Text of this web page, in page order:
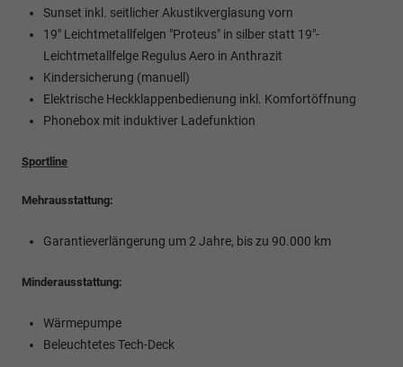
Sunset inkl. seitlicher Akustikverglasung vorn
19" Leichtmetallfelgen "Proteus" in silber statt 19"-
Leichtmetallfelge Regulus Aero in Anthrazit
Kindersicherung (manuell)
Elektrische Heckklappenbedienung inkl. Komfortöffnung
Phonebox mit induktiver Ladefunktion
Sportline
Mehrausstattung:
Garantieverlängerung um 2 Jahre, bis zu 90.000 km
Minderausstattung:
Wärmepumpe
Beleuchtetes Tech-Deck